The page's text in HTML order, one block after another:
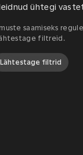
ühtegi
saamiseks
filtreid.
Lähtestage filtrid